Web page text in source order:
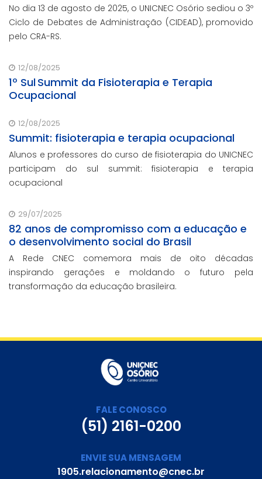
No dia 13 de agosto de 2025, o UNICNEC Osório sediou o 3º
Ciclo de Debates de Administração (CIDEAD), promovido
pelo CRA-RS.
12/08/2025
1º Sul Summit da Fisioterapia e Terapia
Ocupacional
12/08/2025
Summit: fisioterapia e terapia ocupacional
Alunos e professores do curso de fisioterapia do UNICNEC
participam do sul summit: fisioterapia e terapia
ocupacional
29/07/2025
82 anos de compromisso com a educação e
o desenvolvimento social do Brasil
A Rede CNEC comemora mais de oito décadas
inspirando gerações e moldando o futuro pela
transformação da educação brasileira.
FALE CONOSCO
(51) 2161-0200
ENVIE SUA MENSAGEM
1905.relacionamento@cnec.br